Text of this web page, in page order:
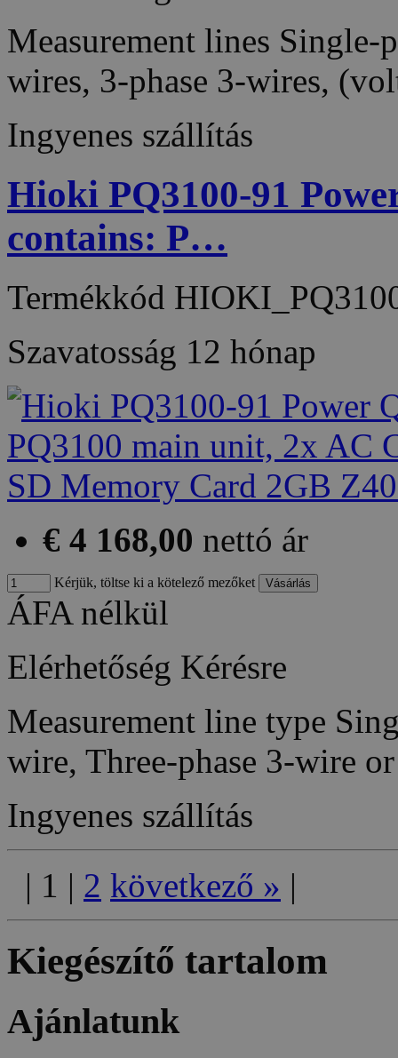
Measurement lines Single-
wires, 3-phase 3-wires,
Ingyenes szállítás
Hioki PQ3100-91
contains: P…
Termékkód
Szavatosság 12 hónap
€ 4 168,00 nettó ár
Kérjük, töltse ki a kötelező mezőket
ÁFA nélkül
Elérhetőség Kérésre
Measurement line type
wire, Three-phase 3-wire
Ingyenes szállítás
| 1 | 2 következő » |
Kiegészítő tartalom
Ajánlatunk